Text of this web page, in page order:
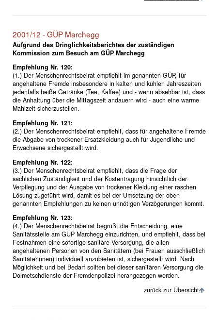
2001/12 - GÜP Marchegg
Aufgrund des Dringlichkeitsberichtes der zuständigen
Kommission zum Besuch am GÜP Marchegg
Empfehlung Nr. 120:
(1.) Der Menschenrechtsbeirat empfiehlt im genannten GÜP, für
angehaltene Fremde insbesondere in kalten und kühlen Jahreszeiten
jedenfalls heiße Getränke (Tee, Kaffee) und - wenn absehbar ist, dass
die Anhaltung über die Mittagszeit andauern wird - auch eine warme
Mahlzeit sicherzustellen.
Empfehlung Nr. 121:
(2.) Der Menschenrechtsbeirat empfiehlt, dass für angehaltene Fremde
die Abgabe von trockener Ersatzkleidung auch für Jugendliche und
Erwachsene sichergestellt wird.
Empfehlung Nr. 122:
(3.) Der Menschenrechtsbeirat empfiehlt, dass die Frage der
sachlichen Zuständigkeit und der Kostentragung hinsichtlich der
Verpflegung und der Ausgabe von trockener Kleidung einer raschen
Lösung zugeführt wird, damit es bei der Umsetzung der oben
genannten Empfehlungen zu keinen unnötigen Verzögerungen kommt.
Empfehlung Nr. 123:
(4.) Der Menschenrechtsbeirat begrüßt die Entscheidung, eine
Sanitätsstelle am GÜP Marchegg einzurichten, und empfiehlt, dass bei
Festnahmen eine sofortige sanitäre Versorgung, die allen
angehaltenen Personen von den Sanitätern (bei Frauen ausschließlich
Sanitäterinnen) individuell anzubieten ist, sichergestellt wird. Nach
Möglichkeit und bei Bedarf sollten bei dieser sanitären Versorgung die
Dolmetschdienste der Fremdenpolizei herangezogen werden.
zurück zur Übersicht